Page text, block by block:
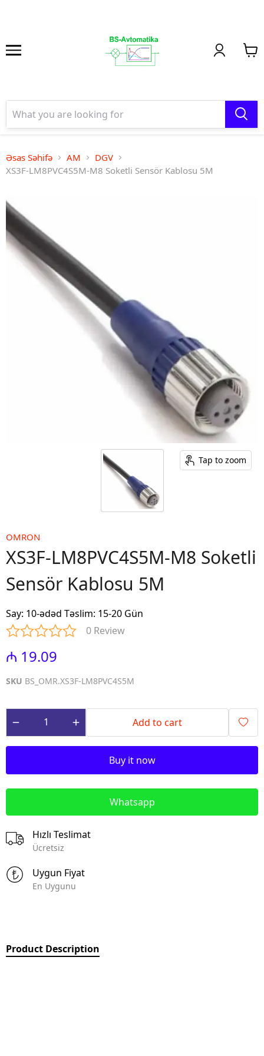
Əsas Səhifə AM
DGV
XS3F-LM8PVC4S5M-M8 Soketli Sensör Kablosu 5M
Tap to zoom
OMRON
XS3F-LM8PVC4S5M-M8 Soketli
Sensör Kablosu 5M
Say: 10-ədəd Təslim: 15-20 Gün
0 Review
₼ 19.09
SKU BS_OMR.XS3F-LM8PVC4S5M
Add to cart
Buy it now
Whatsapp
Hızlı Teslimat
Ücretsiz
Uygun Fiyat
En Uygunu
Product Description